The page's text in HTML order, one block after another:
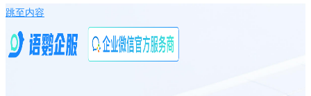
跳至内容